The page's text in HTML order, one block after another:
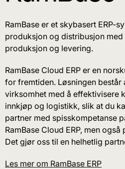
RamBase er et skybasert ERP-
produksjon og distribusjon
produksjon og levering.
RamBase Cloud ERP er en
for fremtiden. Løsningen
virksomhet med å effektivisere
innkjøp og logistikk, slik at du
partner med spisskompetanse
RamBase Cloud ERP, men
Det gjør oss til en helhetlig
Les mer om RamBase ERP